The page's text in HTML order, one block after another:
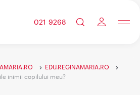
021 9268
EDU.REGINAMARIA.RO
inimii copilului meu?